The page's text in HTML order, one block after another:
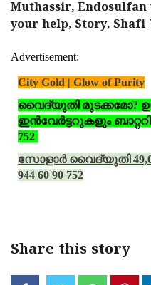
Muthassir,
your help, Story, Shafi
Advertisement:
City Gold | Glow of Purity
വൈദ്യുതി മുടക്കമോ?
ഇന്‍വേര്‍ട്ടറുകളും
752
സോളാര്‍ വൈദ്യുതി
944 60 90 752
Share this story